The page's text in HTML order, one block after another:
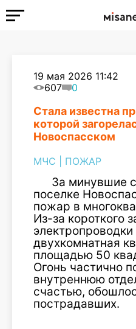
19 мая 2026 11:42
607
0
Стала известна
которой
Новоспасском
МЧС ПОЖАР
За минувшие
поселке
пожар в
Из-за короткого
электропроводки
двухкомнатная
площадью 50
Огонь частично
внутреннюю
счастью,
пострадавших.